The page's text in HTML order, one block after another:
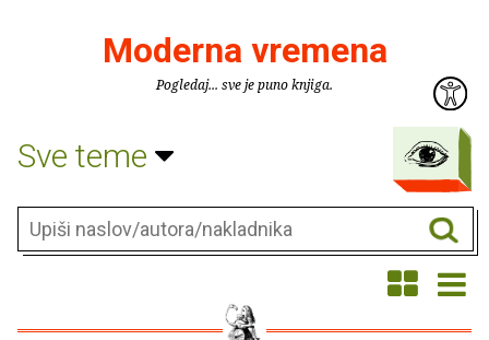
Moderna vremena
Pogledaj... sve je puno knjiga.
Sve teme